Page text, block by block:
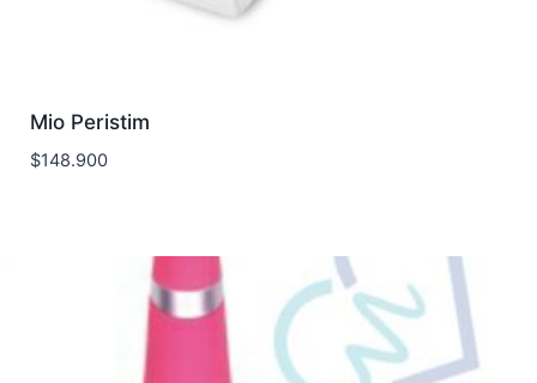
Mio Peristim
$148.900